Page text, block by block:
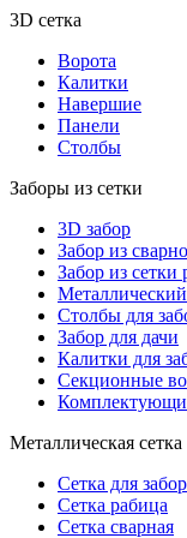
3D сетка
Ворота
Калитки
Навершие
Панели
Столбы
Заборы из сетки
3D забор
Забор из
Забор из сетки
Столбы для
Забор для дачи
Калитки для
Секционные
Металлическая сетка
Сетка для
Сетка рабица
Сетка сварная